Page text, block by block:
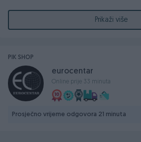
Prešao 156.000 km
ovlaštenom servisu)
Centralno daljinsko otključavanje/
brava,
1 ključa KEYLESS
Kožni trokraki volan sa komandama
Tempomat
Prikaži više
PIK SHOP
eurocentar
Online prije 33 minuta
Prosječno vrijeme odgovora 21 minuta